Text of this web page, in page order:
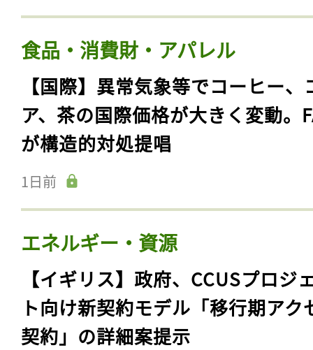
食品・消費財・アパレル
【国際】異常気象等でコーヒー、
ア、茶の国際価格が大きく変動。
が構造的対処提唱
1日前
エネルギー・資源
【イギリス】政府、CCUSプロジ
ト向け新契約モデル「移行期アク
契約」の詳細案提示